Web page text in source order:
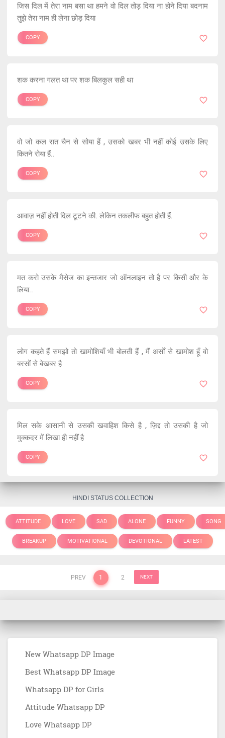
जिस दिल में तेरा नाम बसा था हमने वो दिल तोड़ दिया ना होने दिया बदनाम
तुझे तेरा नाम ही लेना छोड़ दिया
COPY
शक करना गलत था पर शक बिलकुल सही था
COPY
वो जो कल रात चैन से सोया हैं , उसको खबर भी नहीं कोई उसके लिए
कितने रोया हैं..
COPY
आवाज़ नहीं होती दिल टूटने की. लेकिन तकलीफ बहुत होती हैं.
COPY
मत करो उसके मैसेज का इन्तजार जो ऑनलाइन तो है पर किसी और के
लिया..
COPY
लोग कहते हैं समझो तो खामोशियाँ भी बोलती हैं , मैं अर्सों से खामोश हूँ वो
बरसों से बेखबर है
COPY
मिल सके आसानी से उसकी खवाहिश किसे है , ज़िद्द तो उसकी है जो
मुक्कदर में लिखा ही नहीं है
COPY
HINDI STATUS COLLECTION
ATTITUDE LOVE SAD ALONE FUNNY SONG
BREAKUP MOTIVATIONAL DEVOTIONAL LATEST
PREV 1 2 NEXT
New Whatsapp DP Image
Best Whatsapp DP Image
Whatsapp DP for Girls
Attitude Whatsapp DP
Love Whatsapp DP